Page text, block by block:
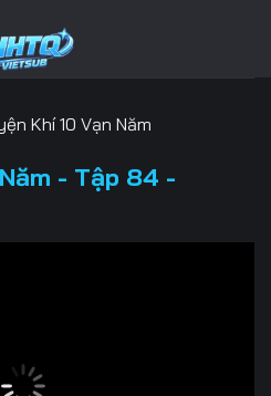
Khí 10 Vạn Năm
- Tập 84 -